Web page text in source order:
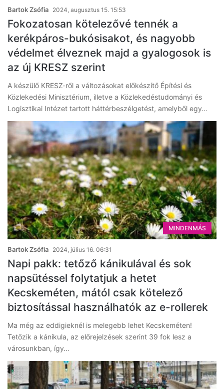
Bartok Zsófia 2024, augusztus 15. 15:53
Fokozatosan kötelezővé tennék a
kerékpáros-bukósisakot, és nagyobb
védelmet élveznek majd a gyalogosok is
az új KRESZ szerint
A készülő KRESZ-ről a változásokat előkészítő Építési és
Közlekedési Minisztérium, illetve a Közlekedéstudományi és
Logisztikai Intézet tartott háttérbeszélgetést, amelyből egy…
MINDENMÁS
Bartok Zsófia 2024, július 16. 06:31
Napi pakk: tetőző kánikulával és sok
napsütéssel folytatjuk a hetet
Kecskeméten, mától csak kötelező
biztosítással használhatók az e-rollerek
Ma még az eddigieknél is melegebb lehet Kecskeméten!
Tetőzik a kánikula, az előrejelzések szerint 39 fok lesz a
városunkban, így…